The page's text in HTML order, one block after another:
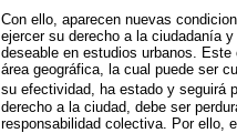
Con ello, aparecen nuevas
ejercer su derecho a la ciudadanía
deseable en estudios urbanos.
área geográfica, la cual puede ser
su efectividad, ha estado y seguirá
derecho a la ciudad, debe ser
responsabilidad colectiva. Por ello,